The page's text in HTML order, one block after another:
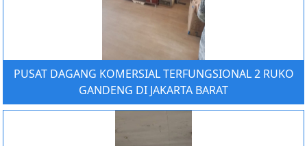
PUSAT DAGANG KOMERSIAL TERFUNGSIONAL 2 RUKO
GANDENG DI JAKARTA BARAT